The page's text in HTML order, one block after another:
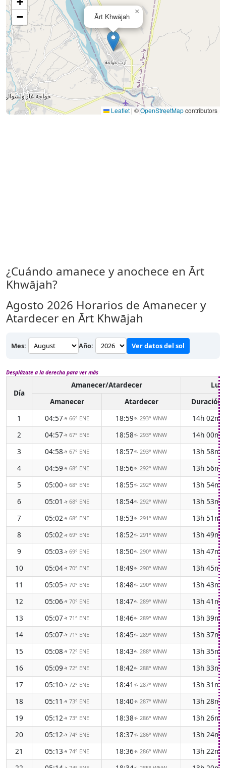
Ārt Khwājah
×
−
Leaflet | ©OpenStreetMapcontributors
¿Cuándo amanece y anochece en Ārt
Khwājah?
Agosto 2026 Horarios de Amanecer y
Atardecer en Ārt Khwājah
Mes: Año: Ver datos del sol
Desplázate a la derecha para ver más
Día
Amanecer/Atardecer
Luz
Amanecer
Atardecer
Duración
1
04:57↑ 66° ENE 18:59↑293° WNW
14h 02m
2
04:57↑ 67° ENE 18:58↑293° WNW
14h 00m
3
04:58↑ 67° ENE 18:57↑293° WNW
13h 58m
4
04:59↑ 68° ENE 18:56↑ 292° WNW
13h 56m
5
05:00↑ 68° ENE 18:55↑ 292° WNW
13h 54m
6
05:01 ↑ 68° ENE 18:54↑ 292° WNW
13h 53m
7
05:02↑ 68° ENE 18:53↑ 291° WNW
13h 51m
8
05:02↑ 69° ENE 18:52↑ 291° WNW
13h 49m
9
05:03↑ 69° ENE 18:50↑ 290° WNW
13h 47m
10
05:04↑ 70° ENE 18:49↑ 290° WNW
13h 45m
11
05:05↑ 70° ENE 18:48↑ 290° WNW
13h 43m
12
05:06↑ 70° ENE 18:47↑ 289° WNW
13h 41m
13
05:07↑ 71° ENE 18:46↑ 289° WNW
13h 39m
14
05:07↑ 71° ENE 18:45↑ 289° WNW
13h 37m
15
05:08↑ 72° ENE 18:43↑ 288° WNW
13h 35m
16
05:09↑ 72° ENE 18:42↑ 288° WNW
13h 33m
17
05:10↑ 72° ENE 18:41 ↑ 287° WNW
13h 31m
18
05:11 ↑ 73° ENE 18:40↑ 287° WNW
13h 28m
19
05:12↑ 73° ENE 18:38↑ 286° WNW
13h 26m
20
05:12↑ 74° ENE 18:37↑ 286° WNW
13h 24m
21
05:13↑ 74° ENE 18:36↑ 286° WNW
13h 22m